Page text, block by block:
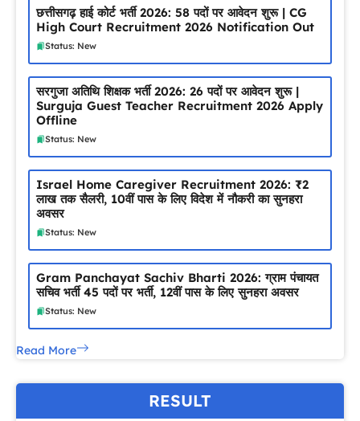
छत्तीसगढ़ हाई कोर्ट भर्ती 2026: 58 पदों पर आवेदन शुरू | CG
High Court Recruitment 2026 Notification Out
Status: New
सरगुजा अतिथि शिक्षक भर्ती 2026: 26 पदों पर आवेदन शुरू |
Surguja Guest Teacher Recruitment 2026 Apply
Offline
Status: New
Israel Home Caregiver Recruitment 2026: ₹2
लाख तक सैलरी, 10वीं पास के लिए विदेश में नौकरी का सुनहरा
अवसर
Status: New
Gram Panchayat Sachiv Bharti 2026: ग्राम पंचायत
सचिव भर्ती 45 पदों पर भर्ती, 12वीं पास के लिए सुनहरा अवसर
Status: New
Read More
RESULT